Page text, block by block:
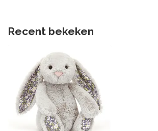
Recent bekeken